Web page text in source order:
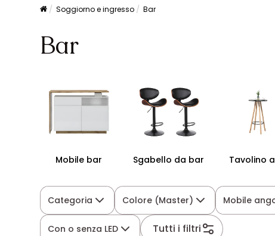
Soggiorno e ingresso Bar
Bar
Mobile bar Sgabello da bar Tavolino
Categoria Colore (Master) Mobile
Con o senza LED Tutti i filtri